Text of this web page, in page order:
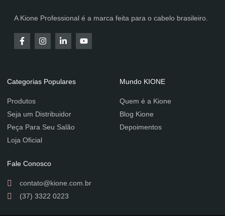
A Kione Professional é a marca feita para o cabelo brasileiro.
Categorias Populares
Produtos
Seja um Distribuidor
Peça Para Seu Salão
Loja Oficial
Mundo KIONE
Quem é a Kione
Blog Kione
Depoimentos
Fale Conosco
contato@kione.com.br
(37) 3322 0223